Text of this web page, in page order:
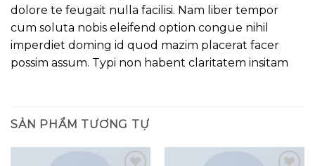
dolore te feugait nulla facilisi. Nam liber tempor
cum soluta nobis eleifend option congue nihil
imperdiet doming id quod mazim placerat facer
possim assum. Typi non habent claritatem insitam
SẢN PHẨM TƯƠNG TỰ